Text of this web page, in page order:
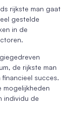
rijkste man gaat
gestelde
in de
de rijkste man
succes.
mogelijkheden
individu de